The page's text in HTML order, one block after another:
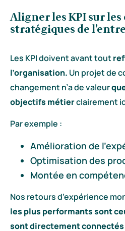
Aligner les KPI sur
stratégiques de
Les KPI doivent avant tout
l’organisation. Un projet de
changement n’a de valeur
objectifs métierclairement
Par exemple :
Amélioration de
Optimisation des
Montée en
Nos retours d’expérience
les plus performants sont
sont directement